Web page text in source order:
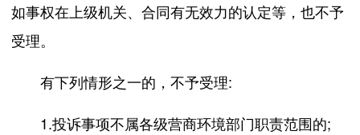
如事权在上级机关、合同有无效力的认定等，也不予
受理。
有下列情形之一的，不予受理:
1.投诉事项不属各级营商环境部门职责范围的;